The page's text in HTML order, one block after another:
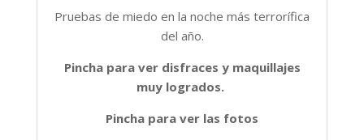
Pruebas de miedo en la noche más terrorífica
del año.
Pincha para ver disfraces y maquillajes
muy logrados.
Pincha para ver las fotos